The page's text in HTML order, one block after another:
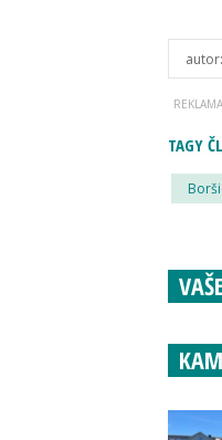
autor:
TAGY